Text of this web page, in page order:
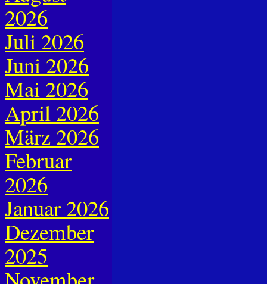
2026
Juli 2026
Juni 2026
Mai 2026
April 2026
März 2026
Februar
2026
Januar 2026
Dezember
2025